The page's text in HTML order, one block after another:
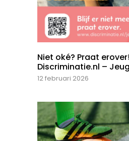
Niet oké? Praat erover!
Discriminatie.nl –
12 februari 2026